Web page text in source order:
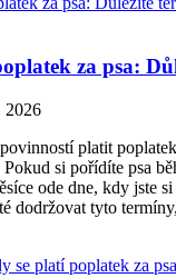
za psa:
2026
platit
si pořídíte psa
ode dne, kdy jste
dodržovat tyto
se platí poplatek za